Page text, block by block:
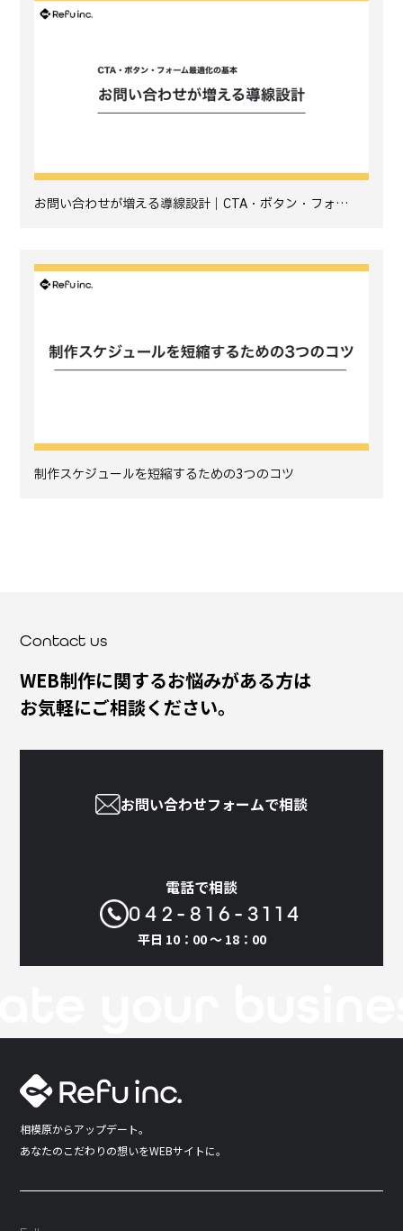
お問い合わせが増える導線設計｜CTA・ボタン・フォ…
制作スケジュールを短縮するための3つのコツ
Contact us
WEB制作に関するお悩みがある方は
お気軽にご相談ください。
お問い合わせフォームで相談
電話で相談
042-816-3114
平日 10：00 〜 18：00
相模原からアップデート。
あなたのこだわりの想いをWEBサイトに。